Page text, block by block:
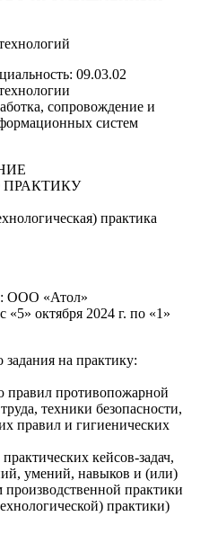
09.03.02
сопровождение и
систем
практика
ООО «Атол»
октября 2024 г. по «1»
на практику:
правил противопожарной
техники безопасности,
правил и гигиенических
кейсов-задач,
умений, навыков и (или)
производственной практики
практики)